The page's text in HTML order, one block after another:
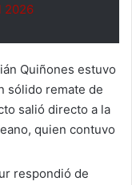
2026
Quiñones estuvo
sólido remate de
salió directo a la
quien contuvo
respondió de